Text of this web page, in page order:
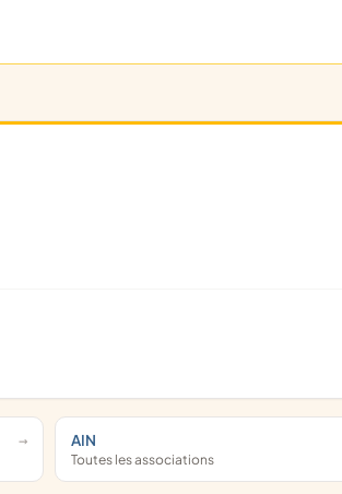
AIN
Toutes les associations